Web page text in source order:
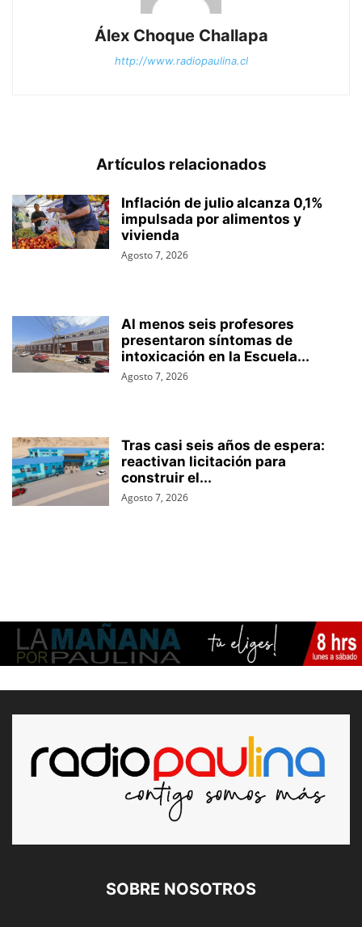
Álex Choque Challapa
http://www.radiopaulina.cl
Artículos relacionados
Inflación de julio alcanza 0,1%
impulsada por alimentos y
vivienda
Agosto 7, 2026
Al menos seis profesores
presentaron síntomas de
intoxicación en la Escuela...
Agosto 7, 2026
Tras casi seis años de espera:
reactivan licitación para
construir el...
Agosto 7, 2026
SOBRE NOSOTROS